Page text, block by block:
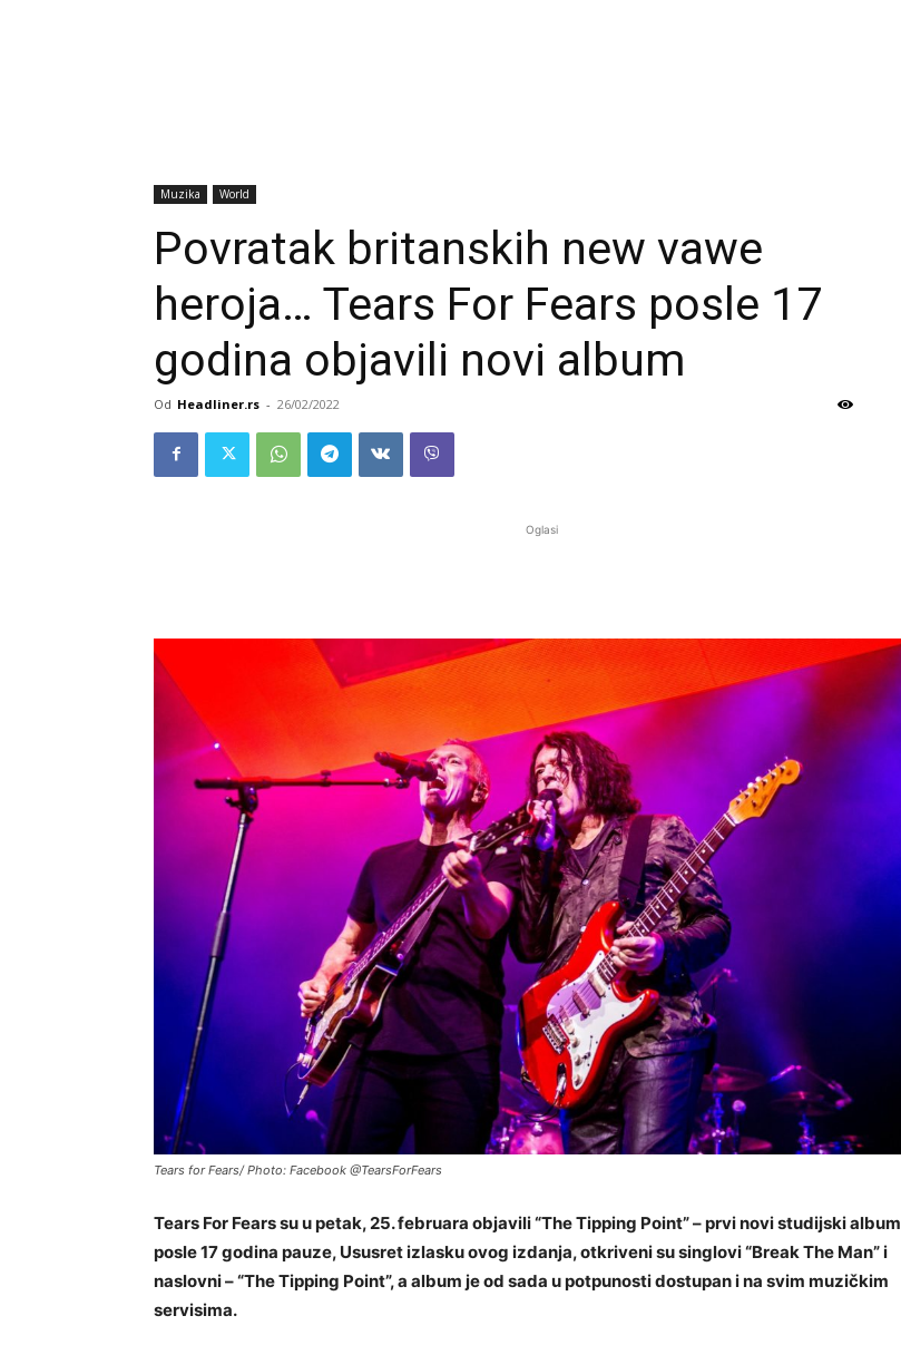
Muzika World
Povratak britanskih new vawe
heroja… Tears For Fears posle 17
godina objavili novi album
Od Headliner.rs - 26/02/2022
Oglasi
Tears for Fears/ Photo: Facebook @TearsForFears
Tears For Fears su u petak, 25. februara objavili “The Tipping Point” – prvi novi studijski album
posle 17 godina pauze, Ususret izlasku ovog izdanja, otkriveni su singlovi “Break The Man” i
naslovni – “The Tipping Point”, a album je od sada u potpunosti dostupan i na svim muzičkim
servisima.